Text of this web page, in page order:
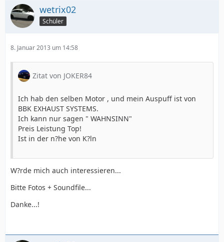
wetrix02
Schüler
8. Januar 2013 um 14:58
Zitat von JOKER84
Ich hab den selben Motor , und mein Auspuff ist von
BBK EXHAUST SYSTEMS.
Ich kann nur sagen " WAHNSINN"
Preis Leistung Top!
Ist in der n?he von K?ln
W?rde mich auch interessieren...
Bitte Fotos + Soundfile...
Danke...!